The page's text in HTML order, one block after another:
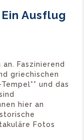
Ausflug
Faszinierend
griechischen
und das
hier an
Fotos